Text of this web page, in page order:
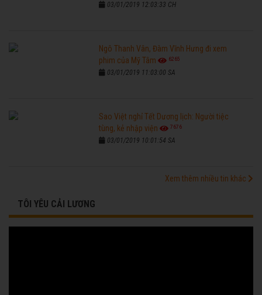
03/01/2019 12:03:33 CH
Ngô Thanh Vân, Đàm Vĩnh Hưng đi xem
phim của Mỹ Tâm
6265
03/01/2019 11:03:00 SA
Sao Việt nghỉ Tết Dương lịch: Người tiệc
tùng, kẻ nhập viện
7676
03/01/2019 10:01:54 SA
Xem thêm nhiều tin khác
TÔI YÊU CẢI LƯƠNG